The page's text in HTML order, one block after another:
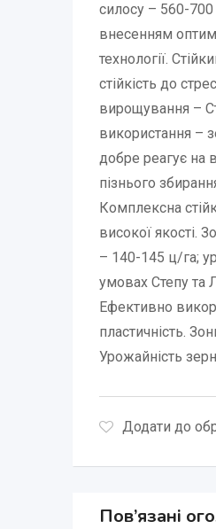
силосу – 560-
внесенням
технології.
стійкість до
вирощування –
використання –
добре реагує на
пізнього
Комплексна
високої якості.
– 140-145 ц/га;
умовах Степу та
Ефективно
пластичність.
Урожайність
Додати до
Пов’язані